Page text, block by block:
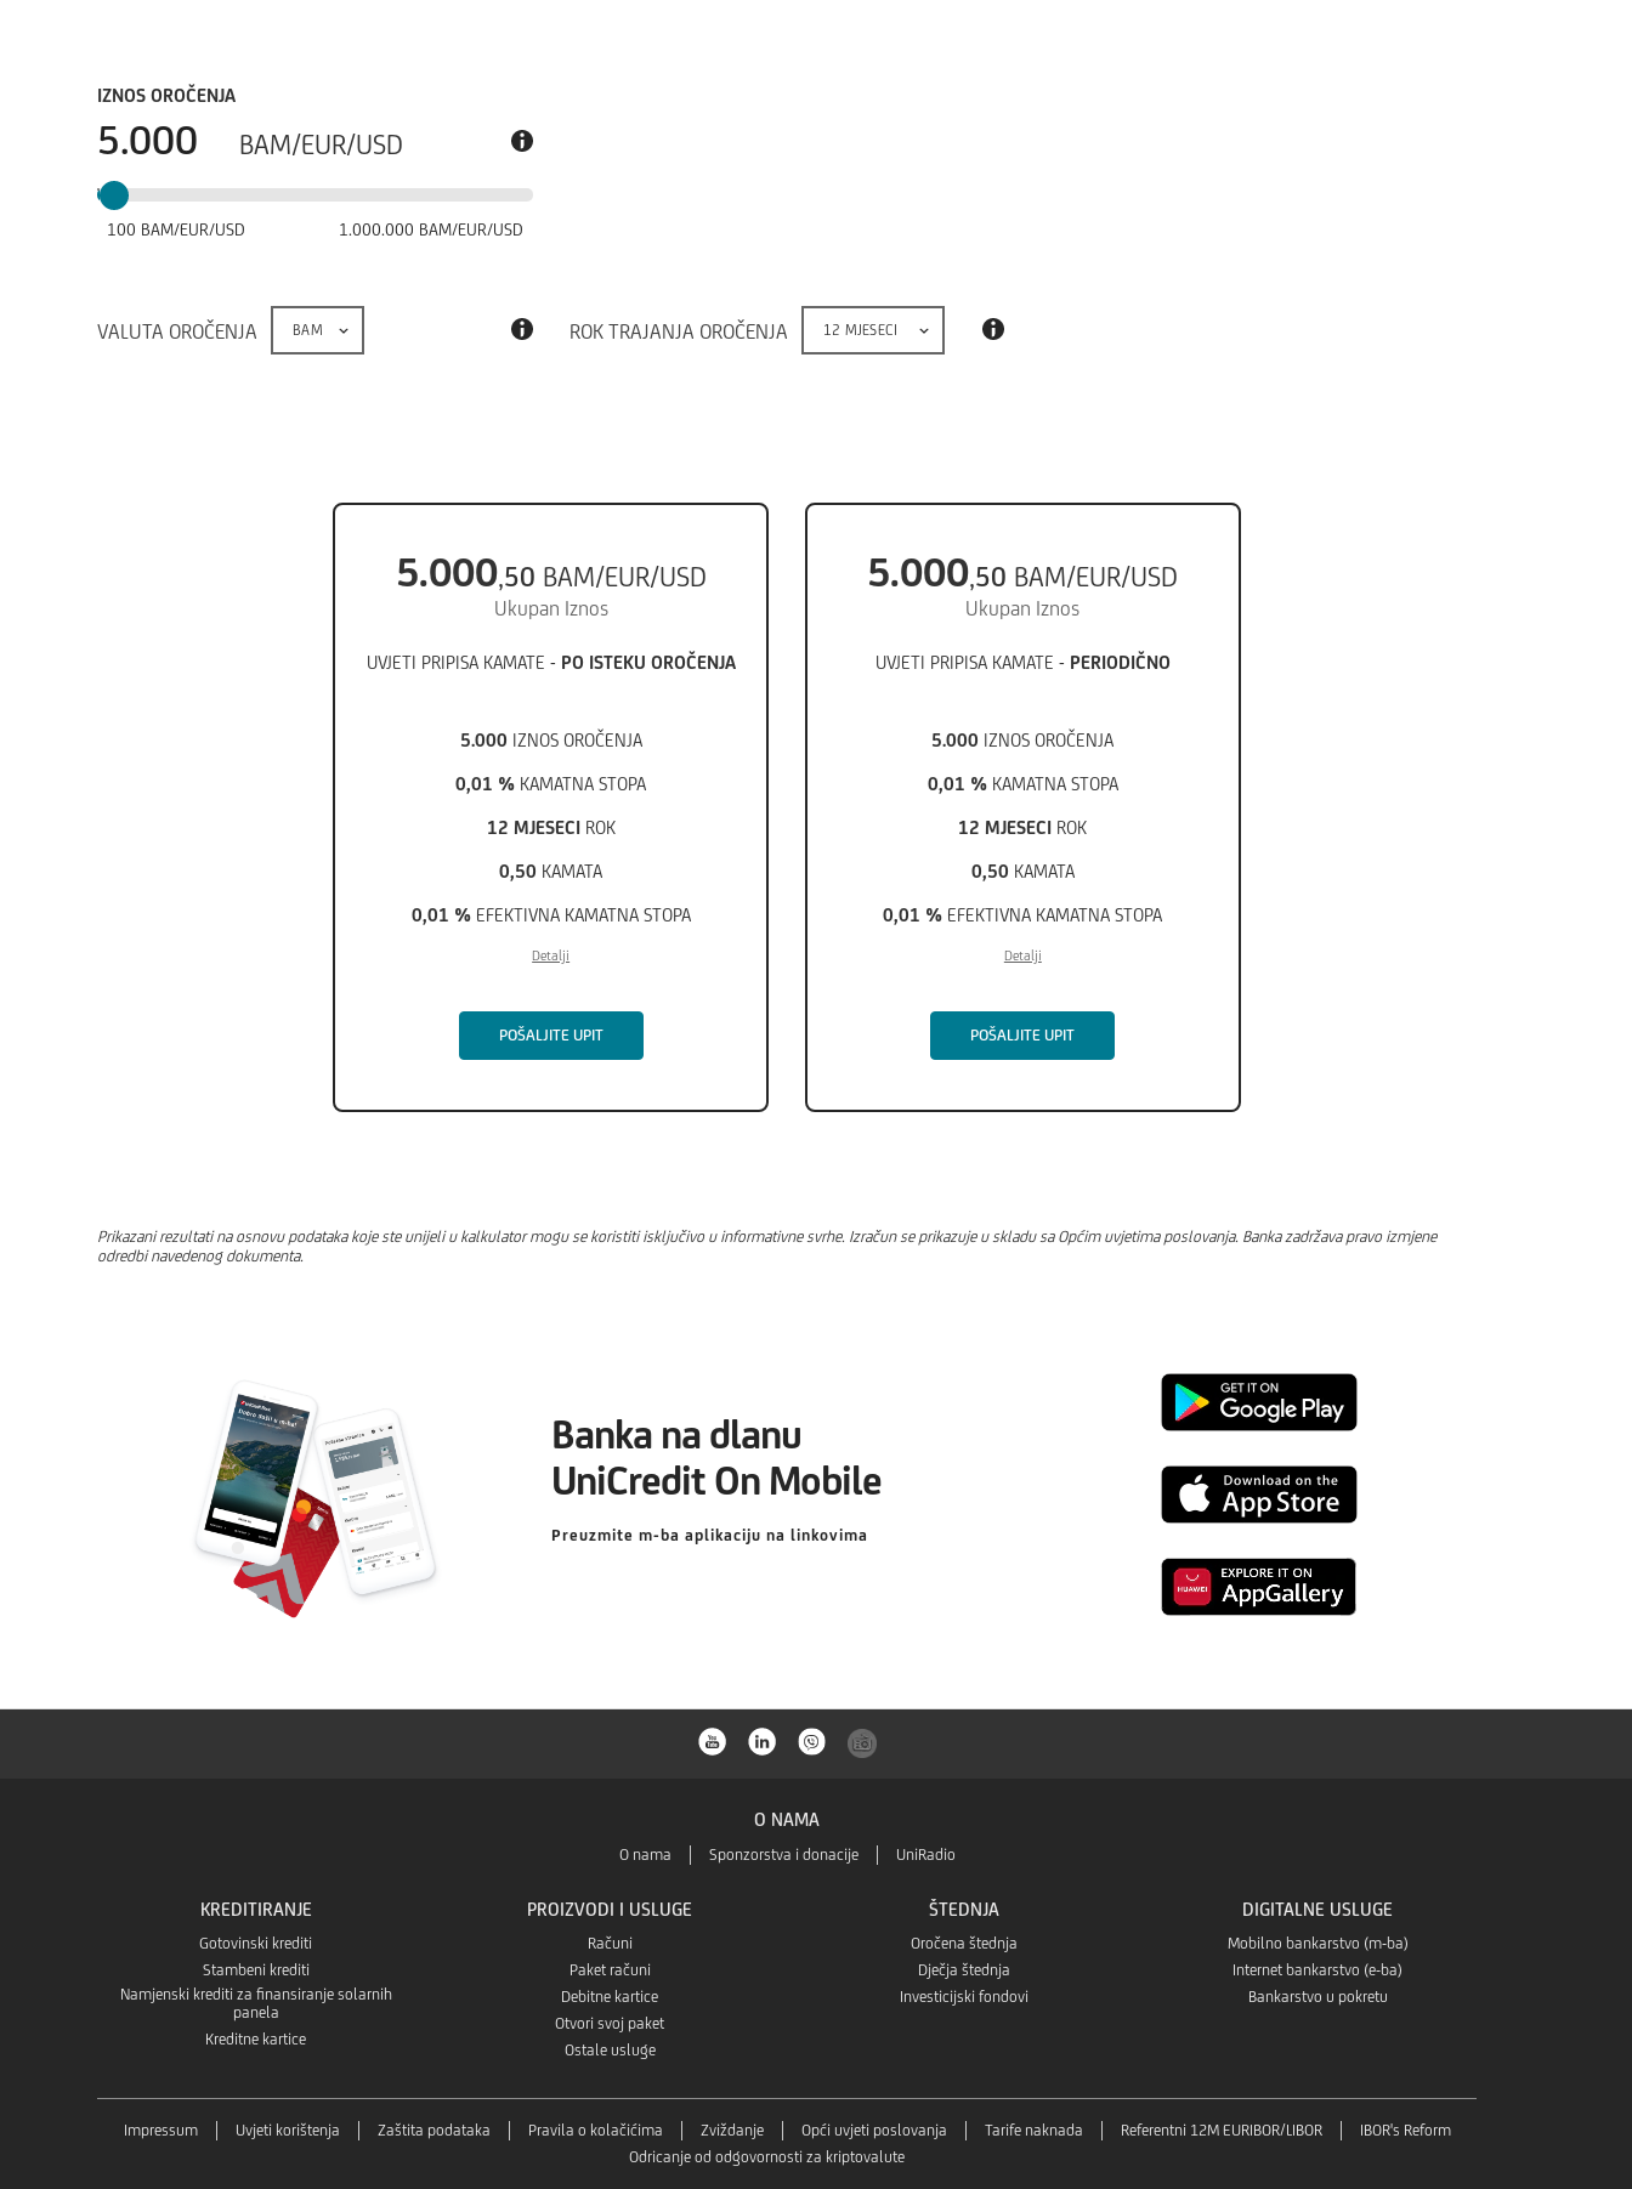
IZNOS OROČENJA
BAM/EUR/USD
100 BAM/EUR/USD 1 .000.000 BAM/EUR/USD
VALUTA OROČENJA ROK TRAJANJA OROČENJA
5.000,50 BAM/EUR/USD
Ukupan Iznos
UVJETI PRIPISA KAMATE - PO ISTEKU OROČENJA
5.000 IZNOS OROČENJA
0,01 % KAMATNA STOPA
12 MJESECI ROK
0,50 KAMATA
0,01 %EFEKTIVNA KAMATNA STOPA
Detalji
POŠALJITE UPIT
5.000,50 BAM/EUR/USD
Ukupan Iznos
UVJETI PRIPISA KAMATE - PERIODIČNO
5.000 IZNOS OROČENJA
0,01 %KAMATNA STOPA
12 MJESECI ROK
0,50 KAMATA
0,01 % EFEKTIVNA KAMATNA STOPA
Detalji
POŠALJITE UPIT
Prikazani rezultati na osnovu podataka koje ste unijeli u kalkulator mogu se koristiti isključivo u informativne svrhe. Izračun se prikazuje u skladu sa Općim uvjetima poslovanja. Banka zadržava pravo izmjene
odredbi navedenog dokumenta.
Banka na dlanu
UniCredit On Mobile
Preuzmite m-ba aplikaciju na linkovima
Preuzmi
s
Google
Playa
Preuzmi
s
App
Preuzmi
Huaweia
O NAMA
O nama Sponzorstva i donacije UniRadio
KREDITIRANJE
Gotovinski krediti
Stambeni krediti
Namjenski krediti za finansiranje solarnih
panela
Kreditne kartice
PROIZVODI I USLUGE
Računi
Paket računi
Debitne kartice
Otvori svoj paket
Ostale usluge
ŠTEDNJA
Oročena štednja
Dječja štednja
Investicijski fondovi
DIGITALNE USLUGE
Mobilno bankarstvo (m-ba)
Internet bankarstvo (e-ba)
Bankarstvo u pokretu
Impressum Uvjeti korištenja Zaštita podataka Pravila o kolačićima Zviždanje Opći uvjeti poslovanja Tarife naknada Referentni 12M EURIBOR/LIBOR
IBOR's Reform
Odricanje od odgovornosti za kriptovalute